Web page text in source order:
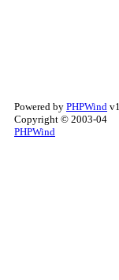
Powered by PHPWind
Copyright © 2003-04
PHPWind